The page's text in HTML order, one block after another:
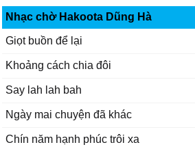
Nhạc chờ Hakoota Dũng Hà
Giọt buồn để lại
Khoảng cách chia đôi
Say lah lah bah
Ngày mai chuyện đã khác
Chín năm hạnh phúc trôi xa